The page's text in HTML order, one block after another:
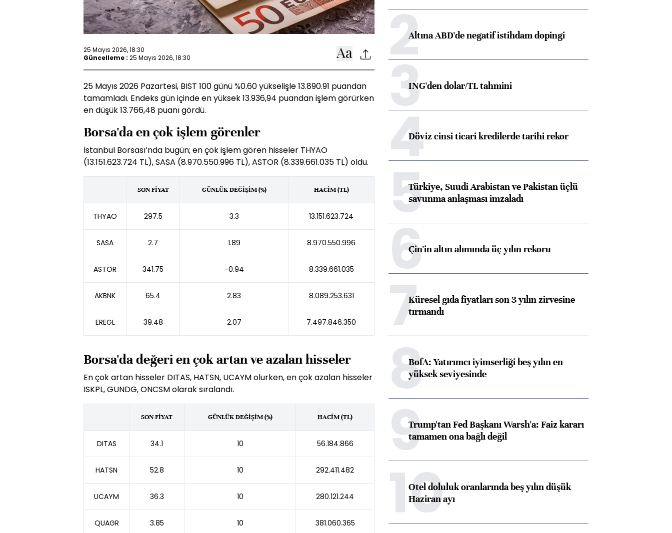
25 Mayıs 2026, 18:30
Güncelleme : 25 Mayıs 2026, 18:30
25 Mayıs 2026 Pazartesi, BIST 100 günü %0.60 yükselişle 13.890.91 puandan
tamamladı. Endeks gün içinde en yüksek 13.936,94 puandan işlem görürken
en düşük 13.766,48 puanı gördü.
Borsa'da en çok işlem görenler
İstanbul Borsası’nda bugün; en çok işlem gören hisseler THYAO
(13.151.623.724 TL), SASA (8.970.550.996 TL), ASTOR (8.339.661.035 TL) oldu.
SON FİYAT GÜNLÜK DEĞİŞİM (%) HACİM (TL)
THYAO 297.5 3.3 13.151.623.724
SASA 2.7 1.89 8.970.550.996
ASTOR 341.75 -0.94 8.339.661.035
AKBNK 65.4 2.83 8.089.253.631
EREGL 39.48 2.07 7.497.846.350
Borsa'da değeri en çok artan ve azalan hisseler
En çok artan hisseler DITAS, HATSN, UCAYM olurken, en çok azalan hisseler
ISKPL, GUNDG, ONCSM olarak sıralandı.
SON FİYAT GÜNLÜK DEĞİŞİM (%) HACİM (TL)
DITAS 34.1 10 56.184.866
HATSN 52.8 10 292.411.482
UCAYM 36.3 10 280.121.244
QUAGR 3.85 10 381.060.365
2Altına ABD'de negatif istihdam dopingi
3ING'den dolar/TL tahmini
4Döviz cinsi ticari kredilerde tarihi rekor
5Türkiye, Suudi Arabistan ve Pakistan üçlü
savunma anlaşması imzaladı
6Çin'in altın alımında üç yılın rekoru
7Küresel gıda fiyatları son 3 yılın zirvesine
tırmandı
8BofA: Yatırımcı iyimserliği beş yılın en
yüksek seviyesinde
9Trump'tan Fed Başkanı Warsh'a: Faiz kararı
tamamen ona bağlı değil
10
Otel doluluk oranlarında beş yılın düşük
Haziran ayı